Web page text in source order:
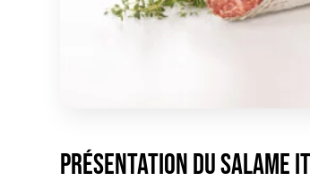
Présentation du Salame